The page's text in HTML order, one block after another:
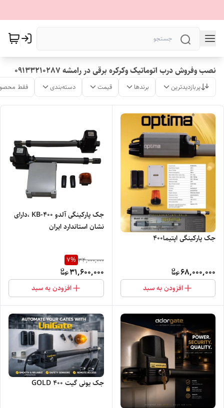
نصب وفروش درب اتوماتیک وکرکره برقی در رامشه 09133210287
پربازدیدترین برندها قیمت دسته‌بندی فقط
جک پارکینگی اپتیما۴۰۰
68,000,000
افزودن به سبد
جک پارکینگی آلدو KB-400 ،دارای
نشان استاندارد ایران
34,000,000
7%
31,600,000
افزودن به سبد
جک یونی گیت 400 GOLD